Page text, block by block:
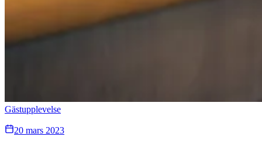
Gästupplevelse
20 mars 2023